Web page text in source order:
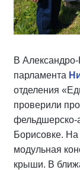
В Александро-
парламента
отделения
проверили
фельдшерско-
Борисовке.
модульная
крыши. В